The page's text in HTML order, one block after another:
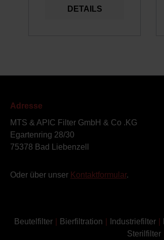
DETAILS
Adresse
MTS & APIC Filter GmbH & Co .KG
Egartenring 28/30
75378 Bad Liebenzell
Oder über unser Kontaktformular.
Beutelfilter Bierfiltration Industriefilter
Sterilfilter